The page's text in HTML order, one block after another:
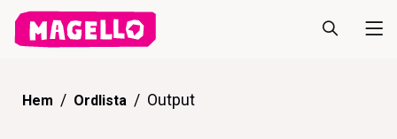
Hem Ordlista Output